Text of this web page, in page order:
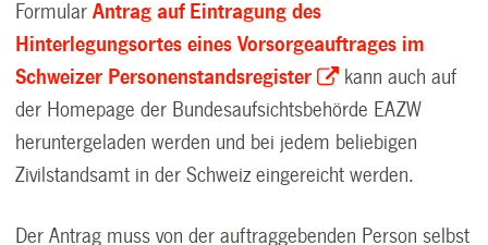
FormularAntrag auf Eintragung des
Hinterlegungsortes eines Vorsorgeauftrages im
Schweizer Personenstandsregister
kann auch auf
der Homepage der Bundesaufsichtsbehörde EAZW
heruntergeladen werden und bei jedem beliebigen
Zivilstandsamt in der Schweiz eingereicht werden.
Der Antrag muss von der auftraggebenden Person selbst